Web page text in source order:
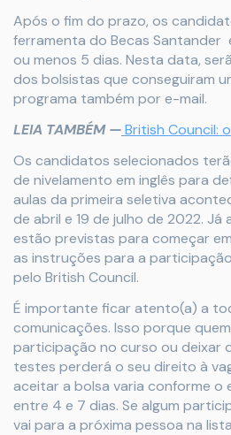
Após o fim do prazo, os
ferramenta do Becas Santander
ou menos 5 dias. Nesta data,
dos bolsistas que conseguiram
programa também por e-mail.
LEIA TAMBÉM —British Council:
Os candidatos selecionados
de nivelamento em inglês para
aulas da primeira seletiva
de abril e 19 de julho de 2022. Já
estão previstas para começar
as instruções para a
pelo British Council.
É importante ficar atento(a) a
comunicações. Isso porque
participação no curso ou deixar
testes perderá o seu direito à
aceitar a bolsa varia conforme o
entre 4 e 7 dias. Se algum
vai para a próxima pessoa na